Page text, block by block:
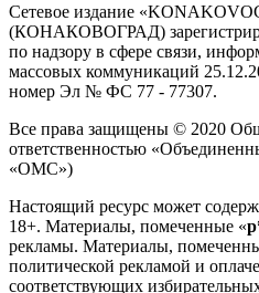
Сетевое издание
(КОНАКОВОГРАД)
по надзору в сфере связи,
массовых коммуникаций
номер Эл № ФС 77 - 77307.
Все права защищены © 2020
ответственностью
«ОМС»)
Настоящий ресурс может
18+. Материалы, помеченные «
рекламы. Материалы,
политической рекламой и
соответствующих